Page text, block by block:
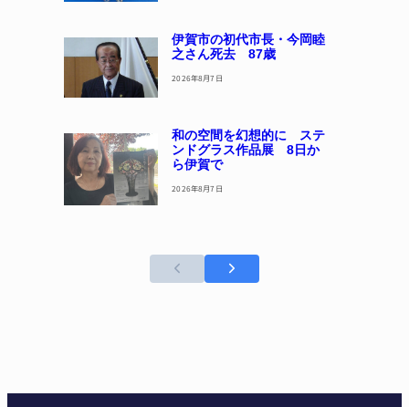
伊賀市の初代市長・今岡睦
之さん死去 87歳
2026年8月7日
和の空間を幻想的に ステ
ンドグラス作品展 8日か
ら伊賀で
2026年8月7日